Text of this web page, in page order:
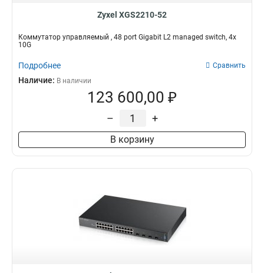
Zyxel XGS2210-52
Коммутатор управляемый , 48 port Gigabit L2 managed switch, 4x
10G
Подробнее Сравнить
Наличие: В наличии
123 600,00 ₽
– +
В корзину